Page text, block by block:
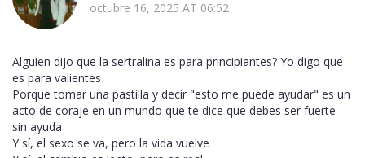
octubre 16, 2025 AT 06:52
Alguien dijo que la sertralina es para principiantes? Yo digo que
es para valientes
Porque tomar una pastilla y decir "esto me puede ayudar" es un
acto de coraje en un mundo que te dice que debes ser fuerte
sin ayuda
Y sí, el sexo se va, pero la vida vuelve